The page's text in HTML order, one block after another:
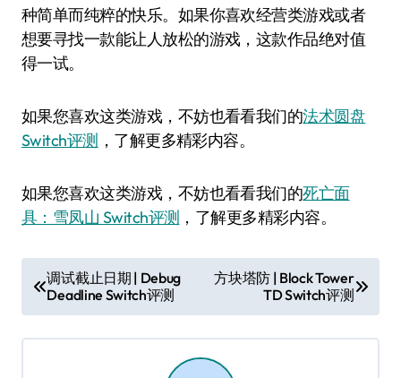
种简单而纯粹的快乐。如果你喜欢经营类游戏或者
想要寻找一款能让人放松的游戏，这款作品绝对值
得一试。
如果您喜欢这类游戏，不妨也看看我们的法术圆盘
Switch评测 ，了解更多精彩内容。
如果您喜欢这类游戏，不妨也看看我们的死亡面
具：雪凤山 Switch评测 ，了解更多精彩内容。
章
导
调试截止日期 | Debug
Deadline Switch评测
方块塔防 | Block Tower
TD Switch评测